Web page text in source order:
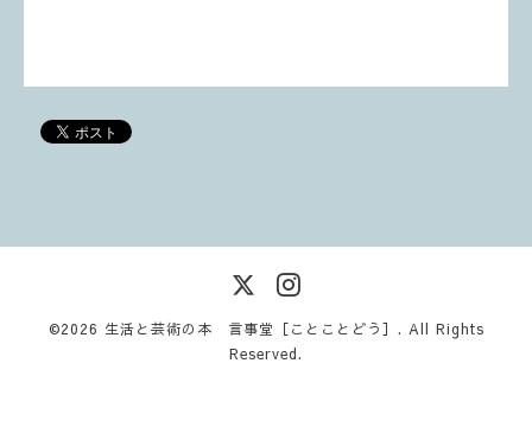
©2026 生活と芸術の本 言事堂［ことことどう］ . All Rights
Reserved.